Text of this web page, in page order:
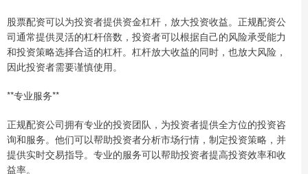
股票配资可以为投资者提供资金杠杆，放大投资收益。正规配资公
司通常提供灵活的杠杆倍数，投资者可以根据自己的风险承受能力
和投资策略选择合适的杠杆。杠杆放大收益的同时，也放大风险，
因此投资者需要谨慎使用。
**专业服务**
正规配资公司拥有专业的投资团队，为投资者提供全方位的投资咨
询和服务。他们可以帮助投资者分析市场行情，制定投资策略，并
提供实时交易指导。专业的服务可以帮助投资者提高投资效率和收
益率。